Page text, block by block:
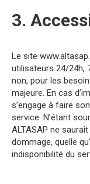
3.
Le site
utilisateurs 24/24h,
non, pour les
majeure. En cas
s’engage à faire
service. N’étant
ALTASAP ne
dommage, quelle
indisponibilité du